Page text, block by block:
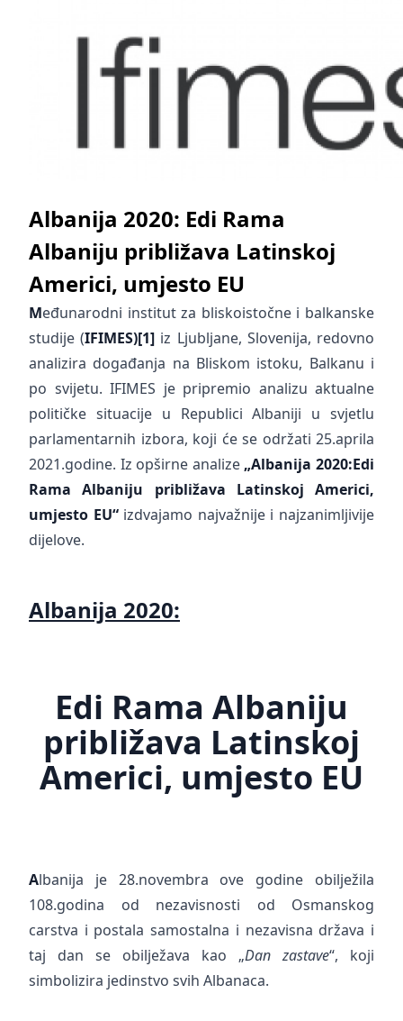
Albanija 2020: Edi Rama
Albaniju približava Latinskoj
Americi, umjesto EU
Međunarodni institut za bliskoistočne i balkanske
studije (IFIMES)[1] iz Ljubljane, Slovenija, redovno
analizira događanja na Bliskom istoku, Balkanu i
po svijetu. IFIMES je pripremio analizu aktualne
političke situacije u Republici Albaniji u svjetlu
parlamentarnih izbora, koji će se održati 25.aprila
2021.godine. Iz opširne analize „Albanija 2020:Edi
Rama Albaniju približava Latinskoj Americi,
umjesto EU“ izdvajamo najvažnije i najzanimljivije
dijelove.
Albanija 2020:
Edi Rama Albaniju
približava Latinskoj
Americi, umjesto EU
Albanija je 28.novembra ove godine obilježila
108.godina od nezavisnosti od Osmanskog
carstva i postala samostalna i nezavisna država i
taj dan se obilježava kao „Dan zastave“, koji
simbolizira jedinstvo svih Albanaca.